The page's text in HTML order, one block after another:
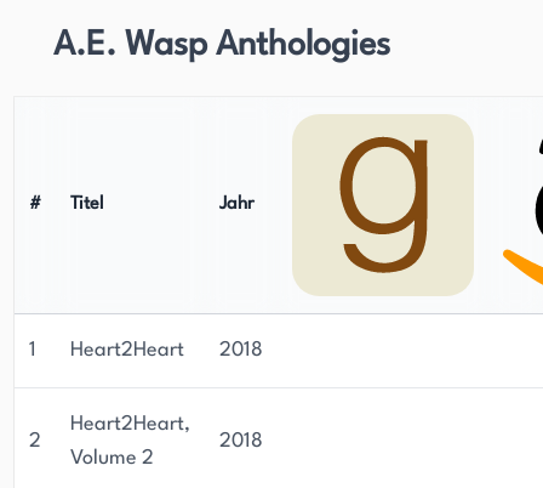
A.E. Wasp Anthologies
# Titel Jahr
1 Heart2Heart 2018
2
Heart2Heart,
Volume 2
2018